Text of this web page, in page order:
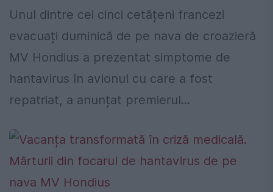
Unul dintre cei cinci cetățeni francezi
evacuați duminică de pe nava de croazieră
MV Hondius a prezentat simptome de
hantavirus în avionul cu care a fost
repatriat, a anunțat premierul...